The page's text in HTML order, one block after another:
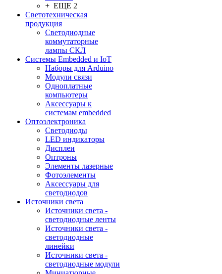
+ ЕЩЕ 2
Светотехническая
продукция
Светодиодные
коммутаторные
лампы СКЛ
Системы Embedded и IoT
Наборы для Arduino
Модули связи
Одноплатные
компьютеры
Аксессуары к
системам embedded
Oптоэлектроника
Светодиоды
LED индикаторы
Дисплеи
Оптроны
Элементы лазерные
Фотоэлементы
Аксессуары для
светодиодов
Источники света
Источники света -
светодиодные ленты
Источники света -
светодиодные
линейки
Источники света -
светодиодные модули